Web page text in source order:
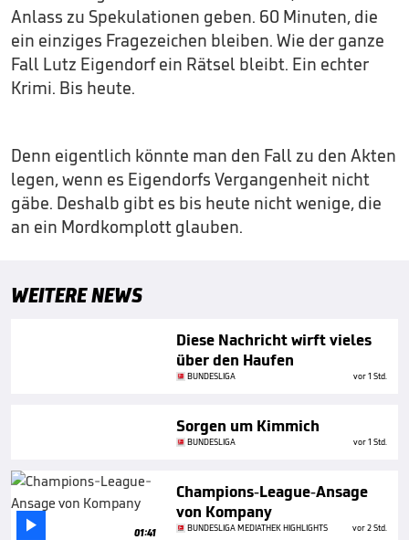
Anlass zu Spekulationen geben. 60 Minuten, die
ein einziges Fragezeichen bleiben. Wie der ganze
Fall Lutz Eigendorf ein Rätsel bleibt. Ein echter
Krimi. Bis heute.
Denn eigentlich könnte man den Fall zu den Akten
legen, wenn es Eigendorfs Vergangenheit nicht
gäbe. Deshalb gibt es bis heute nicht wenige, die
an ein Mordkomplott glauben.
WEITERE NEWS
Diese Nachricht wirft vieles
über den Haufen
BUNDESLIGA vor 1 Std.
Sorgen um Kimmich
BUNDESLIGA vor 1 Std.
 01:41
Champions-League-Ansage
von Kompany
BUNDESLIGA MEDIATHEK HIGHLIGHTS vor 2 Std.